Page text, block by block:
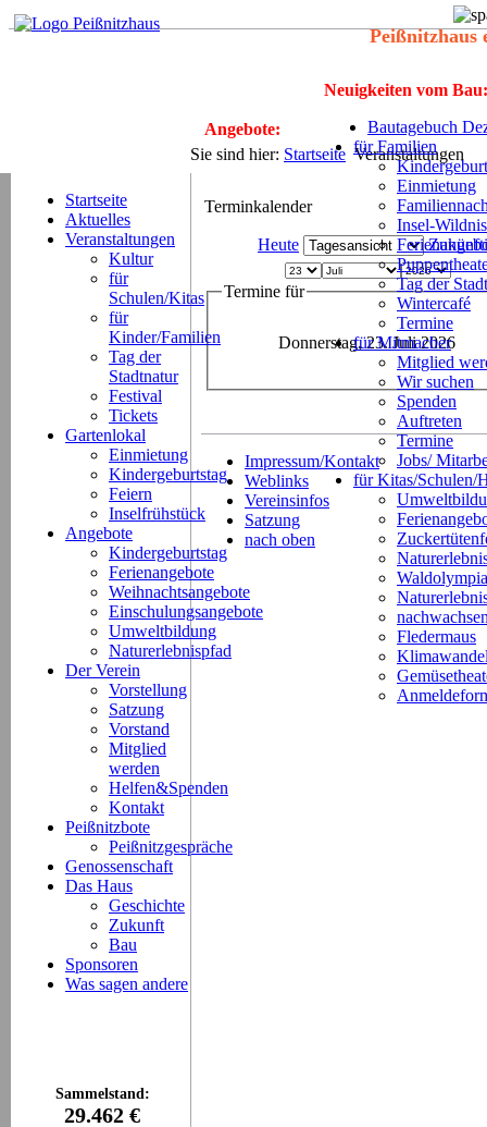
Peißnitzhaus
Neuigkeiten vom Bau:
Bautagebuch
für Familien
Einmietung
Insel-
Tag der
Wintercafé
Termine
für Mitmacher
Mitglied
Wir suchen
Spenden
Auftreten
Termine
Jobs/
für Kitas/Schulen/
Fledermaus
Angebote:
Sie sind hier: Startseite Veranstaltungen
Startseite
Aktuelles
Veranstaltungen
Kultur
für
Schulen/Kitas
für
Kinder/Familien
Tag der
Stadtnatur
Festival
Tickets
Gartenlokal
Einmietung
Kindergeburtstag
Feiern
Inselfrühstück
Angebote
Kindergeburtstag
Ferienangebote
Weihnachtsangebote
Einschulungsangebote
Umweltbildung
Naturerlebnispfad
Der Verein
Vorstellung
Satzung
Vorstand
Mitglied
werden
Helfen&Spenden
Kontakt
Peißnitzbote
Peißnitzgespräche
Genossenschaft
Das Haus
Geschichte
Zukunft
Bau
Sponsoren
Was sagen andere
Terminkalender
Heute
Termine für
Donnerstag, 23. Juli 2026
Impressum/Kontakt
Weblinks
Vereinsinfos
Satzung
nach oben